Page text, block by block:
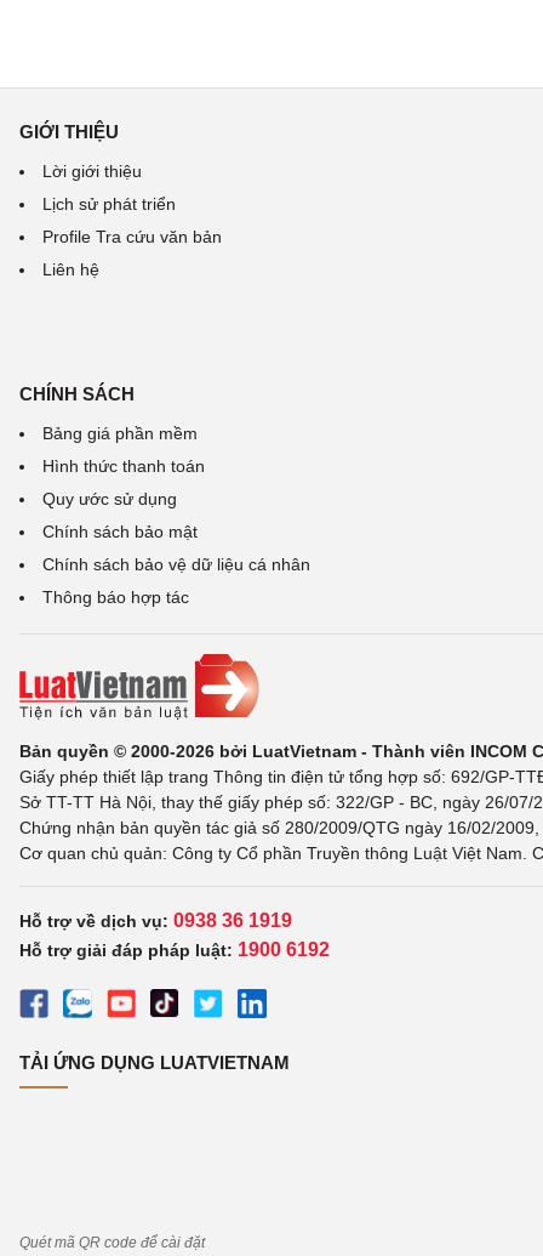
GIỚI THIỆU
Lời giới thiệu
Lịch sử phát triển
Profile Tra cứu văn bản
Liên hệ
CHÍNH SÁCH
Bảng giá phần mềm
Hình thức thanh toán
Quy ước sử dụng
Chính sách bảo mật
Chính sách bảo vệ dữ liệu cá nhân
Thông báo hợp tác
Bản quyền © 2000-2026 bởi LuatVietnam - Thành viên INCOM
Giấy phép thiết lập trang Thông tin điện tử tổng hợp số: 692/GP-
Sở TT-TT Hà Nội, thay thế giấy phép số: 322/GP - BC, ngày 26/
Chứng nhận bản quyền tác giả số 280/2009/QTG ngày 16/02/
Cơ quan chủ quản: Công ty Cổ phần Truyền thông Luật Việt Nam.
Hỗ trợ về dịch vụ: 0938 36 1919
Hỗ trợ giải đáp pháp luật: 1900 6192
TẢI ỨNG DỤNG LUATVIETNAM
Quét mã QR code để cài đặt